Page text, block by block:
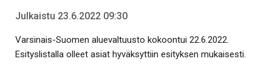
Julkaistu 23.6.2022 09:30
Varsinais-Suomen aluevaltuusto kokoontui 22.6.2022.
Esityslistalla olleet asiat hyväksyttiin esityksen mukaisesti.